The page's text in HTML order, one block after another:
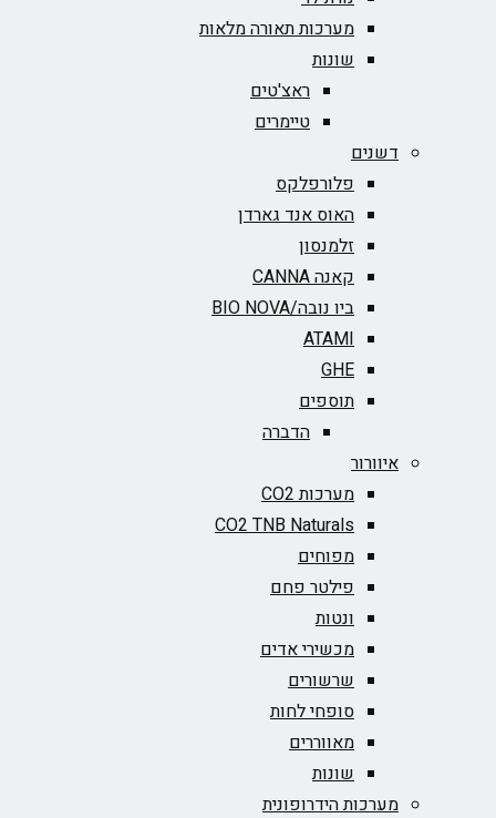
מערכות תאורה מלאות
שונות
ראצ'טים
טיימרים
דשנים
פלורפלקס
האוס אנד גארדן
זלמנסון
קאנה CANNA
ביו נובה/BIO NOVA‏
ATAMI
GHE
תוספים
הדברה
איוורור
מערכות CO2
CO2 TNB Naturals
מפוחים
פילטר פחם
ונטות
מכשירי אדים
שרשורים
סופחי לחות
מאווררים
שונות
מערכות הידרופונית